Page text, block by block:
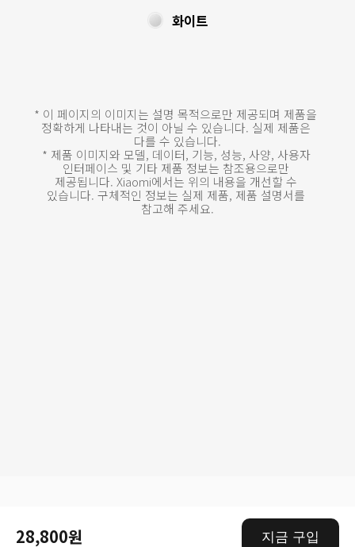
28,800원 지금 구입
화이트
* 이 페이지의 이미지는 설명 목적으로만 제공되며 제품을
정확하게 나타내는 것이 아닐 수 있습니다. 실제 제품은
다를 수 있습니다.
* 제품 이미지와 모델, 데이터, 기능, 성능, 사양, 사용자
인터페이스 및 기타 제품 정보는 참조용으로만
제공됩니다. Xiaomi에서는 위의 내용을 개선할 수
있습니다. 구체적인 정보는 실제 제품, 제품 설명서를
참고해 주세요.